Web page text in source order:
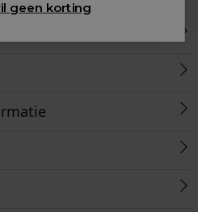
geen korting